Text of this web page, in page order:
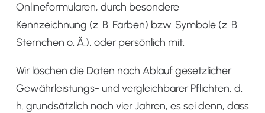
Onlineformularen, durch besondere
Kennzeichnung (z. B. Farben) bzw. Symbole (z. B.
Sternchen o. Ä.), oder persönlich mit.
Wir löschen die Daten nach Ablauf gesetzlicher
Gewährleistungs- und vergleichbarer Pflichten, d.
h. grundsätzlich nach vier Jahren, es sei denn, dass